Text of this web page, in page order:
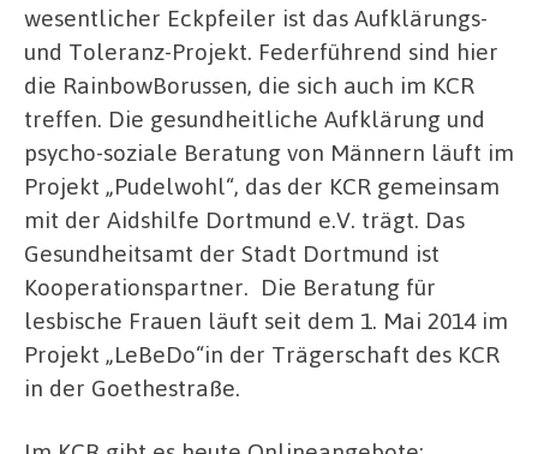
wesentlicher Eckpfeiler ist das Aufklärungs-
und Toleranz-Projekt. Federführend sind hier
die RainbowBorussen, die sich auch im KCR
treffen. Die gesundheitliche Aufklärung und
psycho-soziale Beratung von Männern läuft im
Projekt „Pudelwohl“, das der KCR gemeinsam
mit der Aidshilfe Dortmund e.V. trägt. Das
Gesundheitsamt der Stadt Dortmund ist
Kooperationspartner. Die Beratung für
lesbische Frauen läuft seit dem 1. Mai 2014 im
Projekt „LeBeDo“in der Trägerschaft des KCR
in der Goethestraße.